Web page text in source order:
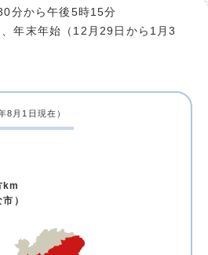
分から午後5時15分
年末年始（12月29日から1月3
8月1日現在）
km
）